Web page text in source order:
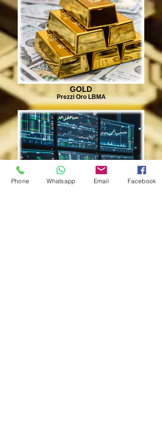
GOLD
Prezzi Oro LBMA
Phone Whatsapp Email Facebook